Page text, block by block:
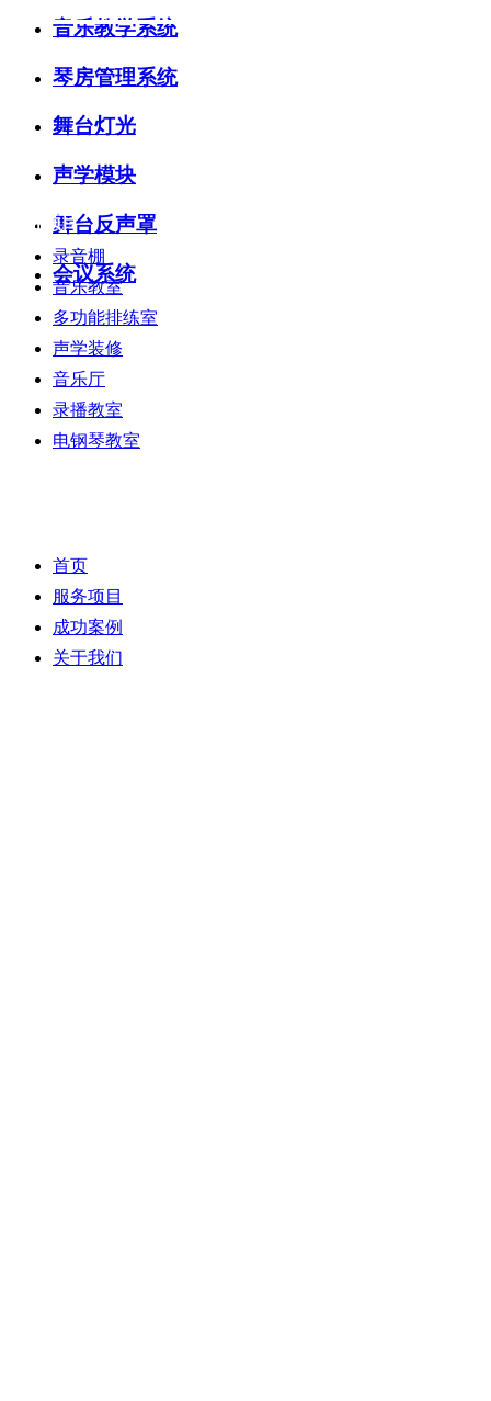
音乐教学系统
琴房管理系统
舞台灯光
声学模块
舞台反声罩
会议系统
服务项目
录音棚
音乐教室
多功能排练室
声学装修
音乐厅
录播教室
电钢琴教室
首页
服务项目
成功案例
关于我们